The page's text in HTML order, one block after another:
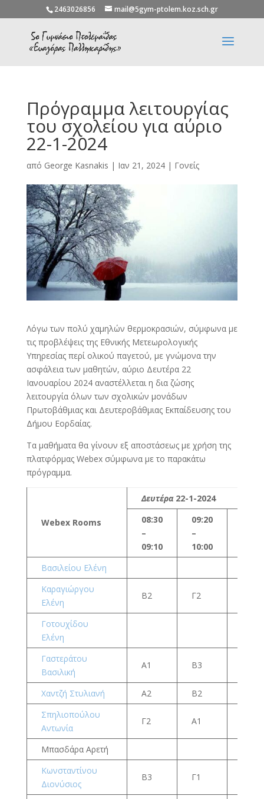
2463026856 mail@5gym-ptolem.koz.sch.gr
Πρόγραμμα λειτουργίας
του σχολείου για αύριο
22-1-2024
από George Kasnakis | Ιαν 21, 2024| Γονείς
Λόγω των πολύ χαμηλών θερμοκρασιών, σύμφωνα με
τις προβλέψεις της Εθνικής Μετεωρολογικής
Υπηρεσίας περί ολικού παγετού, με γνώμονα την
ασφάλεια των μαθητών, αύριο Δευτέρα 22
Ιανουαρίου 2024 αναστέλλεται η δια ζώσης
λειτουργία όλων των σχολικών μονάδων
Πρωτοβάθμιας και Δευτεροβάθμιας Εκπαίδευσης του
Δήμου Εορδαίας.
Τα μαθήματα θα γίνουν εξ αποστάσεως με χρήση της
πλατφόρμας Webex σύμφωνα με το παρακάτω
πρόγραμμα.
Webex Rooms
Δευτέρα22-1-2024
08:30
–
09:10
09:20
–
10:00
Βασιλείου Ελένη
Καραγιώργου
Ελένη
Β2 Γ2
Γοτουχίδου
Ελένη
Γαστεράτου
Βασιλική
Α1 Β3
Χαντζή Στυλιανή Α2 Β2
Σπηλιοπούλου
Αντωνία
Γ2 Α1
Μπασδάρα Αρετή
Κωνσταντίνου
Διονύσιος
Β3 Γ1